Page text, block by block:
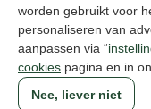
worden gebruikt voor
personaliseren van
aanpassen via “
cookies pagina en in
Nee, liever niet